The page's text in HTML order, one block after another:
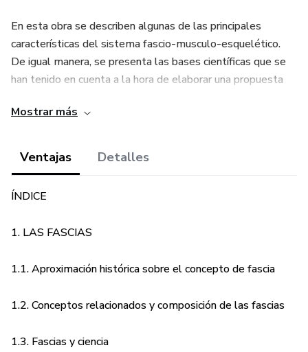
En esta obra se describen algunas de las principales
características del sistema fascio-musculo-esquelético.
De igual manera, se presenta las bases científicas que se
han tenido en cuenta a la hora de elaborar una propuesta
estas páginas sirva de motor propulsivo en el desarrollo
de la búsqueda personal hacia el conocimiento, del mismo
contribución para la ciencia del movimiento.
Atención
Este producto no sustituye la opinión especializada.
asuntos relativos a tu salud.
Mostrar más
Ventajas Detalles
ÍNDICE
1. LAS FASCIAS
1.1. Aproximación histórica sobre el concepto de fascia
1.2. Conceptos relacionados y composición de las fascias
1.3. Fascias y ciencia